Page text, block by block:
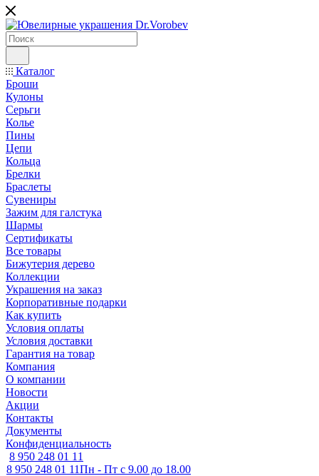
Каталог
Броши
Кулоны
Серьги
Колье
Пины
Цепи
Кольца
Брелки
Браслеты
Сувениры
Зажим для галстука
Шармы
Сертификаты
Все товары
Бижутерия дерево
Коллекции
Украшения на заказ
Корпоративные подарки
Как купить
Условия оплаты
Условия доставки
Гарантия на товар
Компания
О компании
Новости
Акции
Контакты
Документы
Конфиденциальность
8 950 248 01 11
8 950 248 01 11Пн - Пт с 9.00 до 18.00